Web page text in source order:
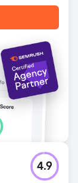
4.9